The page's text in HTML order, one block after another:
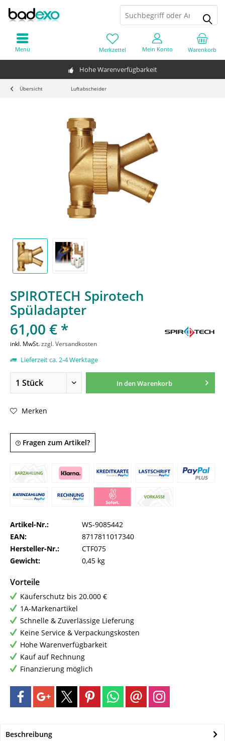
Hohe Warenverfügbarkeit
Warenkorb
Merkzettel Mein Konto
Menü
Übersicht Luftabscheider
SPIROTECH Spirotech
Spüladapter
61,00 € *
inkl. MwSt.zzgl. Versandkosten
Lieferzeit ca. 2-4 Werktage
In denWarenkorb
Merken
Fragen zum Artikel?
Artikel-Nr.:
WS-9085442
EAN:
8717811017340
Hersteller-Nr.:
CTF075
Gewicht:
0,45 kg
Vorteile
Käuferschutz bis 20.000 €
1A-Markenartikel
Schnelle & Zuverlässige Lieferung
Keine Service & Verpackungskosten
Hohe Warenverfügbarkeit
Kauf auf Rechnung
Finanzierung möglich
Beschreibung